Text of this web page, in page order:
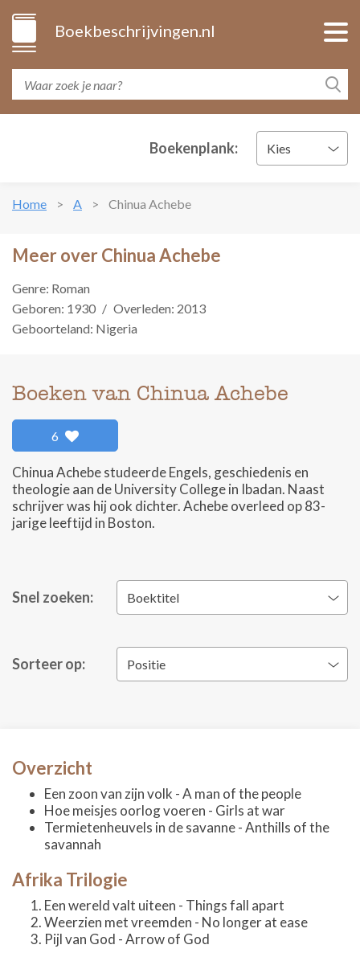
Boekbeschrijvingen.nl
Boekenplank: Kies
Home A Chinua Achebe
Meer over Chinua Achebe
Genre: Roman
Geboren: 1930 / Overleden: 2013
Geboorteland: Nigeria
Boeken van Chinua Achebe
6
Chinua Achebe studeerde Engels, geschiedenis en
theologie aan de University College in Ibadan. Naast
schrijver was hij ook dichter. Achebe overleed op 83-
jarige leeftijd in Boston.
Snel zoeken: Boektitel
Sorteer op: Positie
Overzicht
Een zoon van zijn volk - A man of the people
Hoe meisjes oorlog voeren - Girls at war
Termietenheuvels in de savanne - Anthills of the
savannah
Afrika Trilogie
Een wereld valt uiteen - Things fall apart
Weerzien met vreemden - No longer at ease
Pijl van God - Arrow of God